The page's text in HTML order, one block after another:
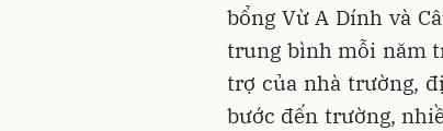
bổng Vừ A Dính và
trung bình mỗi năm
trợ của nhà trường,
bước đến trường,